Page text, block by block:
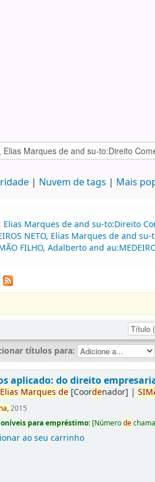
Nuvem de tags Mais
Marques de and su-to:Direito
NETO, Elias Marques de and
FILHO, Adalberto and
títulos para:
aplicado: do direito
Elias Marques de [Coordenador] |
2015
para empréstimo: [Númerode
ao seu carrinho